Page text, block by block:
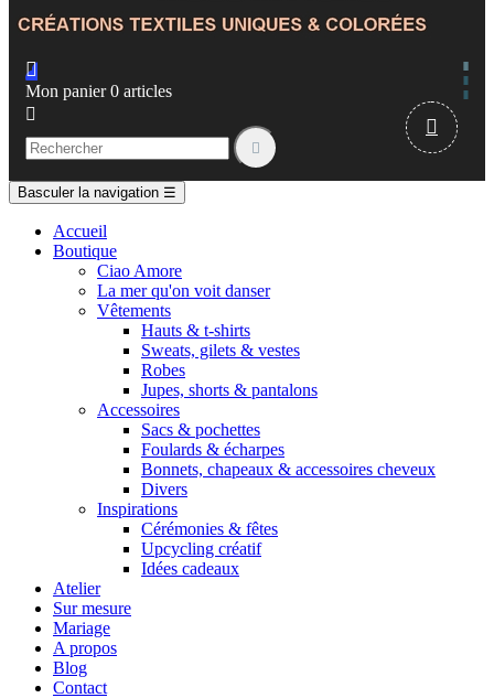

Mon panier 0 articles



Basculer la navigation ☰
Accueil
Boutique
Ciao Amore
La mer qu'on voit danser
Vêtements
Hauts & t-shirts
Sweats, gilets & vestes
Robes
Jupes, shorts & pantalons
Accessoires
Sacs & pochettes
Foulards & écharpes
Bonnets, chapeaux & accessoires cheveux
Divers
Inspirations
Cérémonies & fêtes
Upcycling créatif
Idées cadeaux
Atelier
Sur mesure
Mariage
A propos
Blog
Contact